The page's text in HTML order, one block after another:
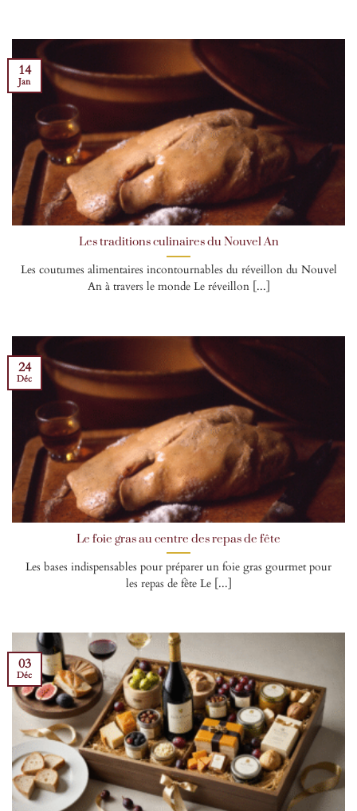
Les traditions culinaires du Nouvel An
Les coutumes alimentaires incontournables du réveillon du Nouvel
An à travers le monde Le réveillon [...]
14
Jan
Le foie gras au centre des repas de fête
Les bases indispensables pour préparer un foie gras gourmet pour
les repas de fête Le [...]
24
Déc
03
Déc